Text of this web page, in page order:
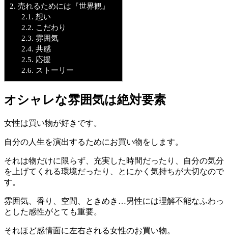
2. 売れるためには『世界観』
2.1. 想い
2.2. こだわり
2.3. 雰囲気
2.4. 共感
2.5. 応援
2.6. ストーリー
オシャレな雰囲気は絶対要素
女性は買い物が好きです。
自分の人生を演出するためにお買い物をします。
それは物だけに限らず、充実した時間だったり、自分の気分
を上げてくれる環境だったり、とにかく気持ちが大切なので
す。
雰囲気、香り、空間、ときめき…男性には理解不能なふわっ
とした感性がとても重要。
それほど感情面に左右される女性のお買い物。